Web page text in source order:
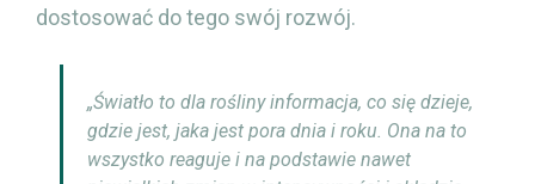
dostosować do tego swój rozwój.
„Światło to dla rośliny informacja, co się dzieje,
gdzie jest, jaka jest pora dnia i roku. Ona na to
wszystko reaguje i na podstawie nawet